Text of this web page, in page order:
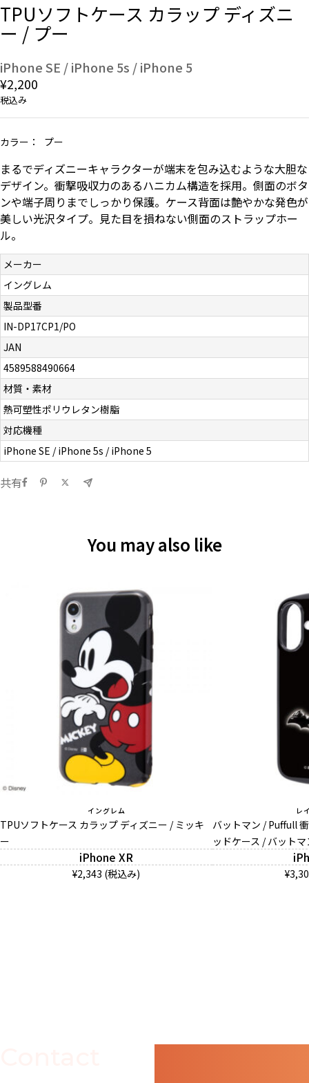
事業内容
会社概要
よくある質問
お問い合わせ（一般の皆様）
お問い合わせ（企業様）
TPUソフトケース カラップ ディズニ
ー / プー
iPhone SE / iPhone 5s / iPhone 5
¥2,200
税込み
カラー： プー
まるでディズニーキャラクターが端末を包み込むような大胆な
デザイン。衝撃吸収力のあるハニカム構造を採用。側面のボタ
ンや端子周りまでしっかり保護。ケース背面は艶やかな発色が
美しい光沢タイプ。見た目を損ねない側面のストラップホー
ル。
メーカー
イングレム
製品型番
IN-DP17CP1/PO
JAN
4589588490664
材質・素材
熱可塑性ポリウレタン樹脂
対応機種
iPhone SE / iPhone 5s / iPhone 5
共有
You may also like
イングレム
TPUソフトケース カラップ ディズニー / ミッキ
ー
iPhone XR
¥2,343 (税込み)
レ
バットマン / Puffull
ッドケース / バット